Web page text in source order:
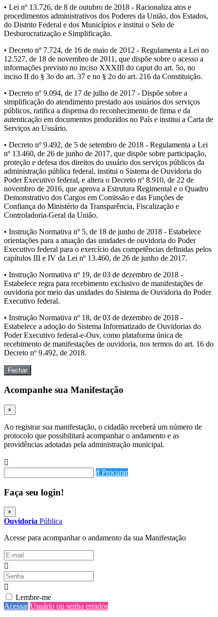
• Lei nº 13.726, de 8 de outubro de 2018 - Racionaliza atos e
procedimentos administrativos dos Poderes da União, dos Estados,
do Distrito Federal e dos Municípios e institui o Selo de
Desburocratização e Simplificação.
• Decreto nº 7.724, de 16 de maio de 2012 - Regulamenta a Lei no
12.527, de 18 de novembro de 2011, que dispõe sobre o acesso a
informações previsto no inciso XXXIII do caput do art. 5o, no
inciso II do § 3o do art. 37 e no § 2o do art. 216 da Constituição.
• Decreto nº 9.094, de 17 de julho de 2017 - Dispõe sobre a
simplificação do atendimento prestado aos usuários dos serviços
públicos, ratifica a dispensa do reconhecimento de firma e da
autenticação em documentos produzidos no País e institui a Carta de
Serviços ao Usuário.
• Decreto nº 9.492, de 5 de setembro de 2018 - Regulamenta a Lei
nº 13.460, de 26 de junho de 2017, que dispõe sobre participação,
proteção e defesa dos direitos do usuário dos serviços públicos da
administração pública federal, institui o Sistema de Ouvidoria do
Poder Executivo federal, e altera o Decreto nº 8.910, de 22 de
novembro de 2016, que aprova a Estrutura Regimental e o Quadro
Demonstrativo dos Cargos em Comissão e das Funções de
Confiança do Ministério da Transparência, Fiscalização e
Controladoria-Geral da União.
• Instrução Normativa nº 5, de 18 de junho de 2018 - Estabelece
orientações para a atuação das unidades de ouvidoria do Poder
Executivo federal para o exercício das competências definidas pelos
capítulos III e IV da Lei nº 13.460, de 26 de junho de 2017.
• Instrução Normativa nº 19, de 03 de dezembro de 2018 -
Estabelece regra para recebimento exclusivo de manifestações de
ouvidoria por meio das unidades do Sistema de Ouvidoria do Poder
Executivo federal.
• Instrução Normativa nº 18, de 03 de dezembro de 2018 -
Estabelece a adoção do Sistema Informatizado de Ouvidorias do
Poder Executivo federal-e-Ouv, como plataforma única de
recebimento de manifestações de ouvidoria, nos termos do art. 16 do
Decreto nº 9.492, de 2018.
Fechar
Acompanhe sua Manifestação
×
Ao registrar sua manifestação, o cidadão receberá um número de
protocolo que possibilitará acompanhar o andamento e as
providências adotadas pela administração municipal.
Procurar
Faça seu login!
×
Ouvidoria Pública
Acesse para acompanhar o andamento da sua Manifestação
Lembre-me
Acessar Usuário ou senha errados